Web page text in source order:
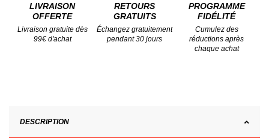
LIVRAISON
OFFERTE
Livraison gratuite dès
99€ d'achat
RETOURS
GRATUITS
Échangez gratuitement
pendant 30 jours
PROGRAMME
FIDÉLITÉ
Cumulez des
réductions après
chaque achat
DESCRIPTION